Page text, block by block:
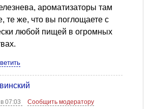
ароматизаторы там
те же, что вы поглощаете с
любой пищей в огромных
07:03
Сообщить модератору